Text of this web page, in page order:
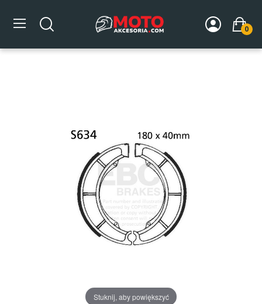
0
Strona główna DLA MOTOCYKLA
Układ hamulcowy
Stuknij, aby powiększyć